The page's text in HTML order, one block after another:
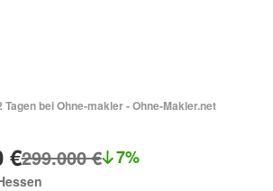
Tagen bei Ohne-makler - Ohne-Makler.net
€299.000 € 7%